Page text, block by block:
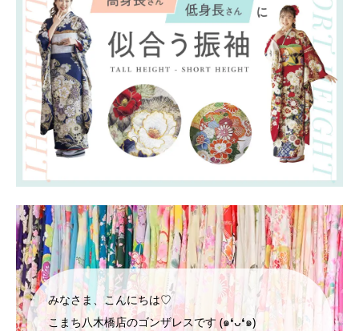
みなさま、こんにちは♡
こまち八木橋店のゴンザレスです (๑❛ᴗ❛๑)